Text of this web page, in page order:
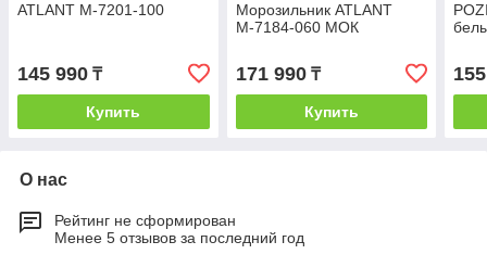
ATLANT М-7201-100
145 990 ₸
Купить
Морозильник ATLANT
М-7184-060 МОК
171 990₸
Купить
О нас
Рейтинг не сформирован
Менее 5 отзывов за последний год